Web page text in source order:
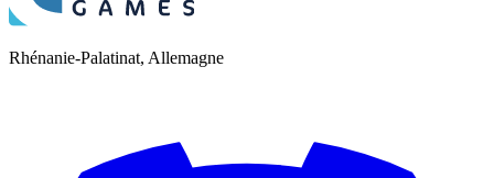
Rhénanie-Palatinat, Allemagne